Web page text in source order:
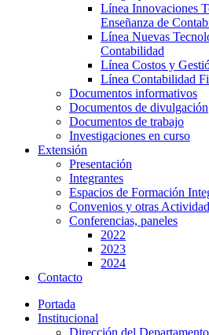
Línea Innovaciones
Enseñanza de
Línea Nuevas
Contabilidad
Línea Costos y
Línea Contabilidad
Documentos informativos
Documentos de divulgación
Documentos de trabajo
Investigaciones en curso
Extensión
Presentación
Integrantes
Espacios de Formación
Convenios y otras
Conferencias, paneles
2022
2023
2024
Contacto
Portada
Institucional
Dirección del Departamento